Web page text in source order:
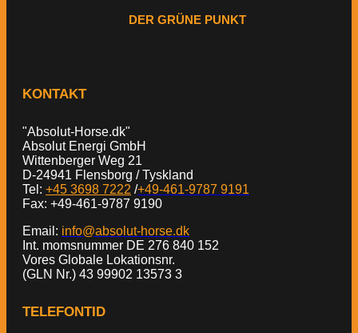
DER GRÜNE PUNKT
KONTAKT
"Absolut-Horse.dk"
Absolut Energi GmbH
Wittenberger Weg 21
D-24941 Flensborg / Tyskland
Tel: +45 3698 7222 /+49-461-9787 9191
Fax: +49-461-9787 9190
Email: info@absolut-horse.dk
Int. momsnummer DE 276 840 152
Vores Globale Lokationsnr.
(GLN Nr.) 43 99902 13573 3
TELEFONTID